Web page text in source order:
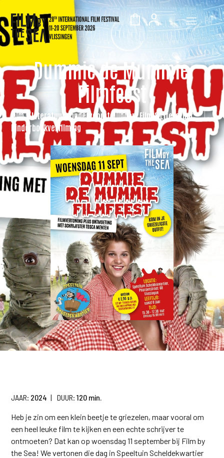
EN
Dummie de Mummie
Filmfeest
Film & Literatuur, Kindervoorstellingen, Film & Literatuur
Kinderboekverfilming
JAAR: 2024 | DUUR: 120 min.
Heb je zin om een klein beetje te griezelen, maar vooral om
een heel leuke film te kijken en een echte schrijver te
ontmoeten? Dat kan op woensdag 11 september bij Film by
the Sea! We vertonen die dag in Speeltuin Scheldekwartier